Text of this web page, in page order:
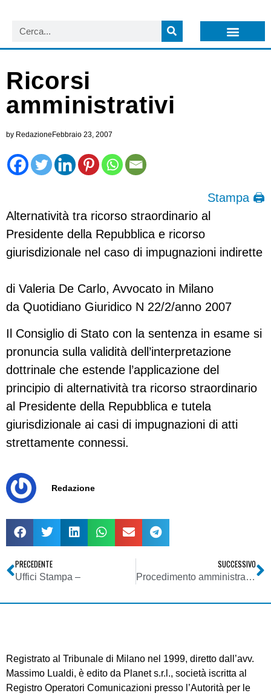
Ricorsi
amministrativi
by Redazione Febbraio 23, 2007
Stampa 🖨
Alternatività tra ricorso straordinario al
Presidente della Repubblica e ricorso
giurisdizionale nel caso di impugnazioni indirette
di Valeria De Carlo, Avvocato in Milano
da Quotidiano Giuridico N 22/2/anno 2007
Il Consiglio di Stato con la sentenza in esame si
pronuncia sulla validità dell’interpretazione
dottrinale che estende l’applicazione del
principio di alternatività tra ricorso straordinario
al Presidente della Repubblica e tutela
giurisdizionale ai casi di impugnazioni di atti
strettamente connessi.
Redazione
PRECEDENTE
Uffici Stampa –
SUCCESSIVO
Procedimento amministrativo
Registrato al Tribunale di Milano nel 1999, diretto dall’avv.
Massimo Lualdi, è edito da Planet s.r.l., società iscritta al
Registro Operatori Comunicazioni presso l’Autorità per le